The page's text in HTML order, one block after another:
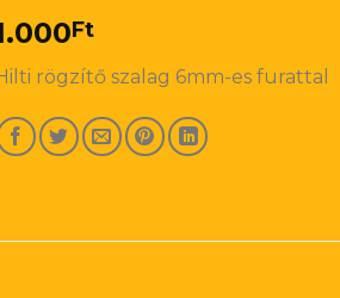
Ft
rögzítő szalag 6mm-es furattal